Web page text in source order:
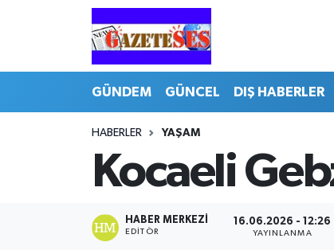
GÜNDEM GÜNCEL DIŞ HABERLER
HABERLER YAŞAM
Kocaeli
HABER MERKEZI
EDITÖR
16.06.2026 - 12:26
YAYINLANMA